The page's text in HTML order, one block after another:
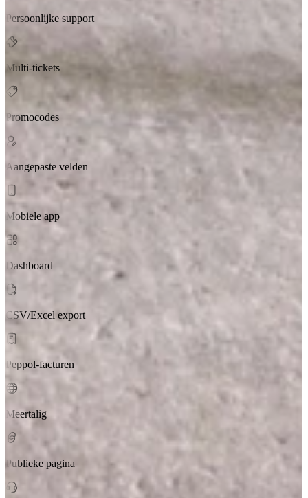
Persoonlijke support
Multi-tickets
Promocodes
Aangepaste velden
Mobiele app
Dashboard
CSV/Excel export
Peppol-facturen
Meertalig
Publieke pagina